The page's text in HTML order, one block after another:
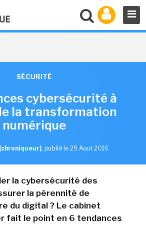
SÉCURITÉ
cybersécurité à
la transformation
numérique
, publié le 29 Aout 2016
la cybersécurité des
la pérennité de
du digital ? Le cabinet
fait le point en 6 tendances